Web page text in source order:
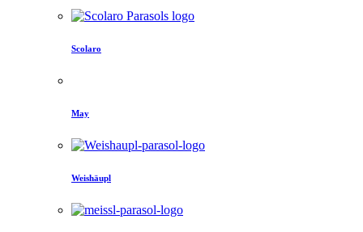
Scolaro
May
Weishäupl